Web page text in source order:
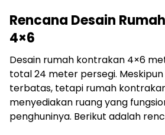
Rencana Desain
4×6
Desain rumah kontrakan 4×6
total 24 meter persegi.
terbatas, tetapi rumah
menyediakan ruang yang
penghuninya. Berikut adalah